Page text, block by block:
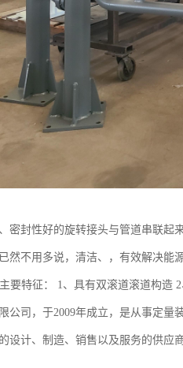
密封性好的旋转接头与管道串联起
然不用多说，清洁、，有效解决能
要特征： 1、具有双滚道滚道构造
公司，于2009年成立，是从事定
设计、制造、销售以及服务的供应商